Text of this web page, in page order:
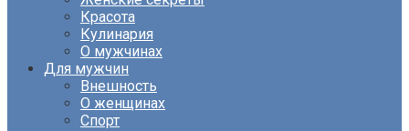
Красота
Кулинария
О мужчинах
Для мужчин
Внешность
О женщинах
Спорт